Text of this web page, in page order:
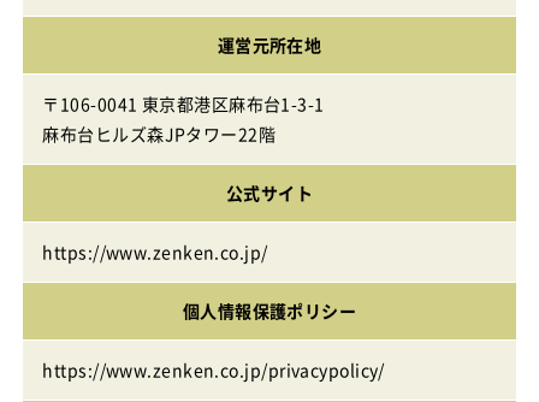
運営元所在地
〒106-0041 東京都港区麻布台1-3-1
麻布台ヒルズ森JPタワー22階
公式サイト
https://www.zenken.co.jp/
個人情報保護ポリシー
https://www.zenken.co.jp/privacypolicy/